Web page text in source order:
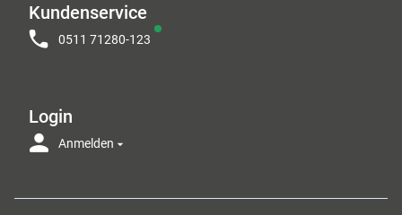
Kundenservice
0511 71280-123
Login
Anmelden